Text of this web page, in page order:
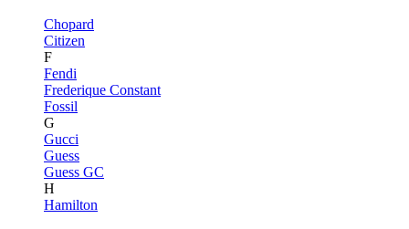
Chopard
Citizen
F
Fendi
Frederique Constant
Fossil
G
Gucci
Guess
Guess GC
H
Hamilton